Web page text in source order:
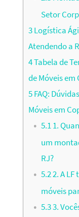
Setor
3Logística
Atendendo a
4Tabela de
de Móveis em
5FAQ:
Móveis em
5.11.
um
RJ?
5.22. A
móveis
5.33.